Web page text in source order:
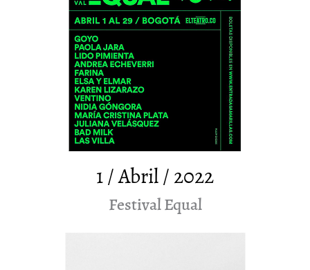
1 / Abril / 2022
Festival Equal